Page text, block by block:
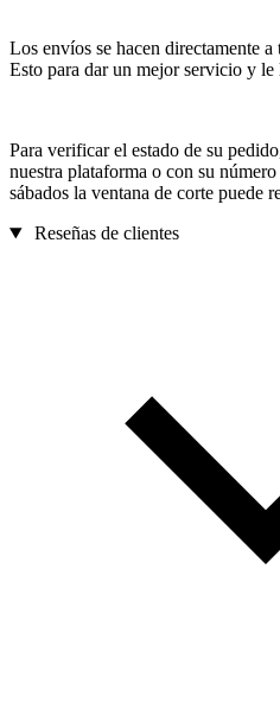
Los envíos se hacen directamente
Esto para dar un mejor servicio y
Para verificar el estado de su
nuestra plataforma o con su
sábados la ventana de corte puede
Reseñas de clientes